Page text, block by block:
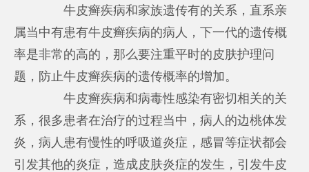
牛皮癣疾病和家族遗传有的关系，直系亲
属当中有患有牛皮癣疾病的病人，下一代的遗传概
率是非常的高的，那么要注重平时的皮肤护理问
题，防止牛皮癣疾病的遗传概率的增加。
牛皮癣疾病和病毒性感染有密切相关的关
系，很多患者在治疗的过程当中，病人的边桃体发
炎，病人患有慢性的呼吸道炎症，感冒等症状都会
引发其他的炎症，造成皮肤炎症的发生，引发牛皮